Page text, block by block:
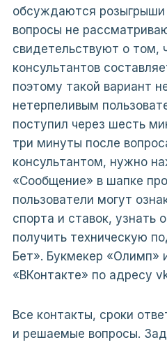
обсуждаются розыгрыши
вопросы не
свидетельствуют о том,
консультантов
поэтому такой вариант
нетерпеливым
поступил через шесть
три минуты после
консультантом, нужно
«Сообщение» в шапке
пользователи могут
спорта и ставок, узнать
получить техническую
Бет». Букмекер «Олимп»
«ВКонтакте» по адресу
Все контакты, сроки
и решаемые вопросы.